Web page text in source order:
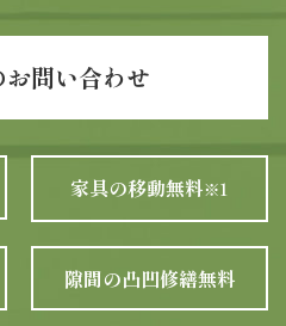
問い合わせ
家具の移動無料※1
隙間の凸凹修繕無料